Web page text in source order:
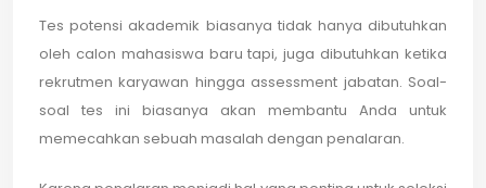
Tes potensi akademik biasanya tidak hanya dibutuhkan
oleh calon mahasiswa baru tapi, juga dibutuhkan ketika
rekrutmen karyawan hingga assessment jabatan. Soal-
soal tes ini biasanya akan membantu Anda untuk
memecahkan sebuah masalah dengan penalaran.